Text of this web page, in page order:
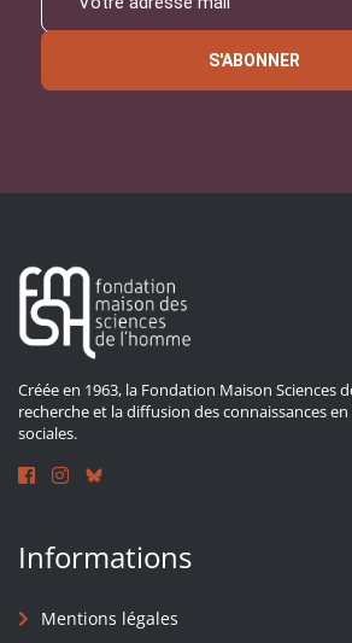
S'ABONNER
Créée en 1963, la Fondation Maison Sciences
recherche et la diffusion des connaissances
sociales.
Informations
Mentions légales